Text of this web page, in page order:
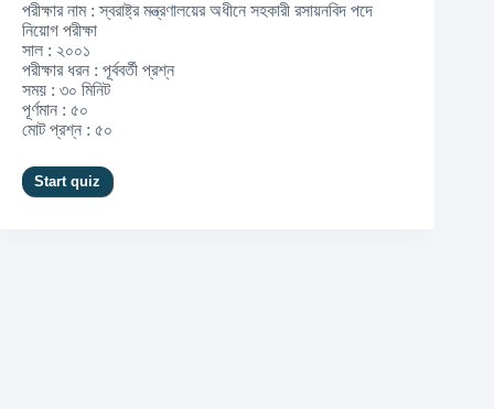
পরীক্ষার নাম : স্বরাষ্ট্র মন্ত্রণালয়ের অধীনে সহকারী রসায়নবিদ পদে
নিয়োগ পরীক্ষা
সাল : ২০০১
পরীক্ষার ধরন : পূর্ববর্তী প্রশ্ন
সময় : ৩০ মিনিট
পূর্ণমান : ৫০
মোট প্রশ্ন : ৫০